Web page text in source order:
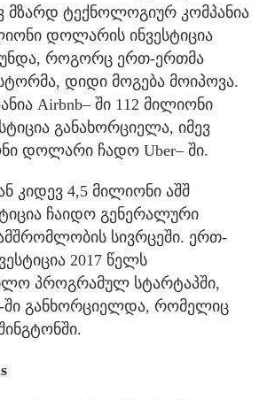
მზარდ ტექნოლოგიურ კომპანია
დოლარის ინვესტიცია
როგორც ერთ-ერთმა
დიდი მოგება მოიპოვა.
Airbnb– ში 112 მილიონი
განახორციელა, იმევ
დოლარი ჩადო Uber– ში.
კიდევ 4,5 მილიონი აშშ
ჩაიდო გენერალური
სივრცეში. ერთ-
2017 წელს
პროგრამულ სტარტაპში,
ში განხორციელდა, რომელიც